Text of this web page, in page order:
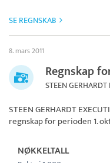
SE REGNSKAB
8. mars 2011
Regnskap
STEEN
STEEN GERHARDT
regnskap for perioden 1.
NØKKELTALL